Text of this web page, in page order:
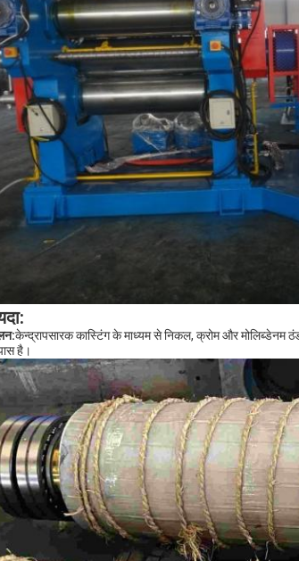
केन्द्रापसारक कास्टिंग के माध्यम से निकल, क्रोम और मोलिब्डेनम
है।